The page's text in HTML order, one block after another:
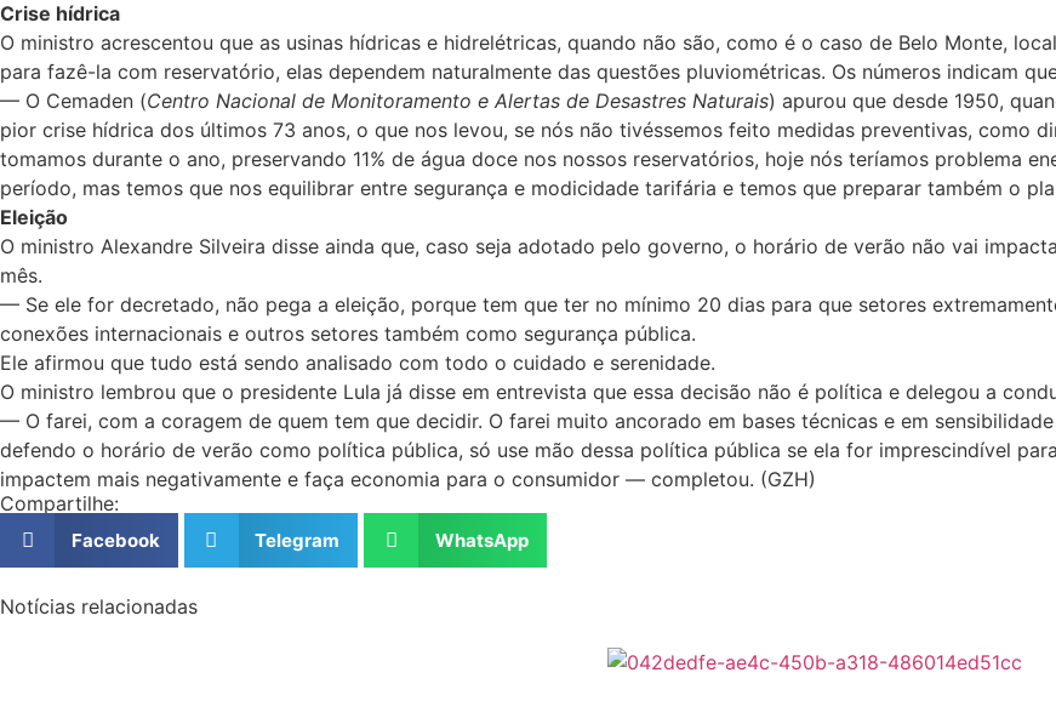
Crise hídrica
O ministro acrescentou que as usinas hídricas e hidrelétricas, quando não são, como é o caso de Belo Monte,
para fazê-la com reservatório, elas dependem naturalmente das questões pluviométricas. Os números indicam
— O Cemaden (Centro Nacional de Monitoramento e Alertas de Desastres Naturais) apurou que desde 1950,
pior crise hídrica dos últimos 73 anos, o que nos levou, se nós não tivéssemos feito medidas preventivas, como
tomamos durante o ano, preservando 11% de água doce nos nossos reservatórios, hoje nós teríamos problema
período, mas temos que nos equilibrar entre segurança e modicidade tarifária e temos que preparar também o
Eleição
O ministro Alexandre Silveira disse ainda que, caso seja adotado pelo governo, o horário de verão não vai
mês.
— Se ele for decretado, não pega a eleição, porque tem que ter no mínimo 20 dias para que setores
conexões internacionais e outros setores também como segurança pública.
Ele afirmou que tudo está sendo analisado com todo o cuidado e serenidade.
O ministro lembrou que o presidente Lula já disse em entrevista que essa decisão não é política e delegou a
— O farei, com a coragem de quem tem que decidir. O farei muito ancorado em bases técnicas e em
defendo o horário de verão como política pública, só use mão dessa política pública se ela for imprescindível
impactem mais negativamente e faça economia para o consumidor — completou. (GZH)
Compartilhe:
Facebook Telegram WhatsApp
Notícias relacionadas